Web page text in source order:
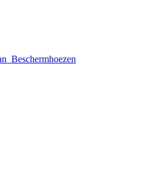
Beschermhoezen